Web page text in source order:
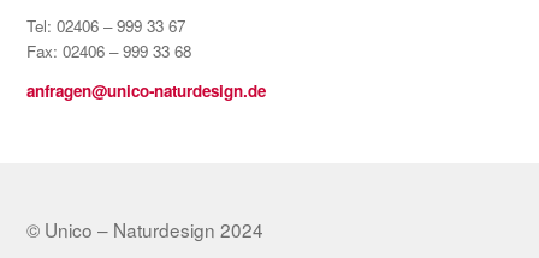
Tel: 02406 – 999 33 67
Fax: 02406 – 999 33 68
anfragen@unico-naturdesign.de
© Unico – Naturdesign 2024